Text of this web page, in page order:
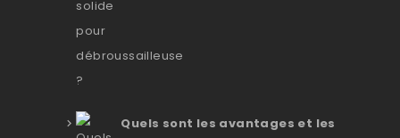
Quels sont les avantages et les